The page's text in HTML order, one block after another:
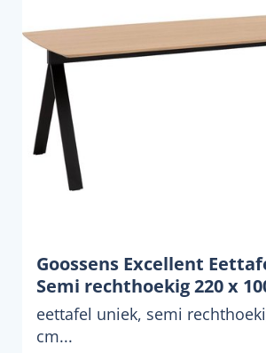
Goossens Excellent
Semi rechthoekig 220 x
eettafel uniek, semi
cm...